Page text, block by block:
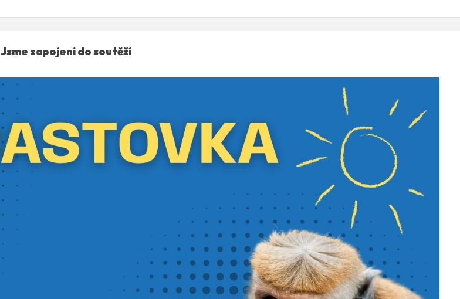
Jsme zapojeni do soutěží